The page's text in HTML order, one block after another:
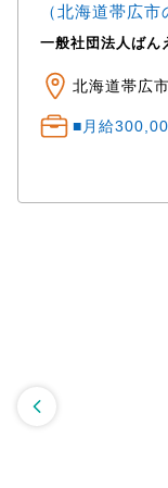
（北海道帯広
一般社団法人ばん
北海道帯広
■月給